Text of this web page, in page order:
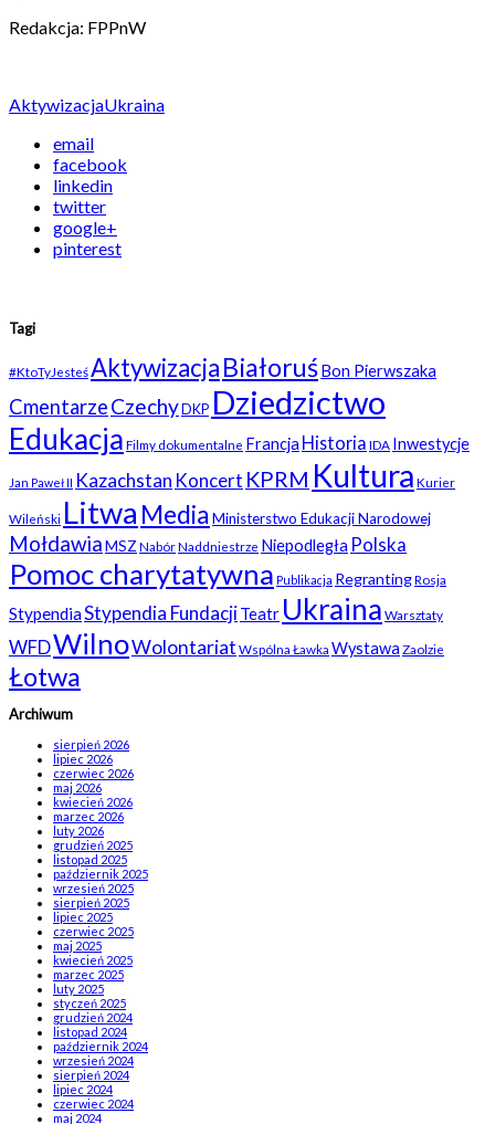
Redakcja: FPPnW
AktywizacjaUkraina
email
facebook
linkedin
twitter
google+
pinterest
Tagi
#KtoTyJesteśAktywizacjaBiałoruśBon Pierwszaka
CmentarzeCzechyDKP Dziedzictwo
Edukacja Filmy dokumentalne Francja Historia IDA Inwestycje
Jan Paweł II Kazachstan Koncert KPRM Kultura Kurier
Wileński Litwa MediaMinisterstwo Edukacji Narodowej
MołdawiaMSZ NabórNaddniestrze Niepodległa Polska
Pomoc charytatywna Publikacja RegrantingRosja
StypendiaStypendia FundacjiTeatr Ukraina Warsztaty
WFDWilnoWolontariat Wspólna Ławka Wystawa Zaolzie
Łotwa
Archiwum
sierpień 2026
lipiec 2026
czerwiec 2026
maj 2026
kwiecień 2026
marzec 2026
luty 2026
grudzień 2025
listopad 2025
październik 2025
wrzesień 2025
sierpień 2025
lipiec 2025
czerwiec 2025
maj 2025
kwiecień 2025
marzec 2025
luty 2025
styczeń 2025
grudzień 2024
listopad 2024
październik 2024
wrzesień 2024
sierpień 2024
lipiec 2024
czerwiec 2024
maj 2024